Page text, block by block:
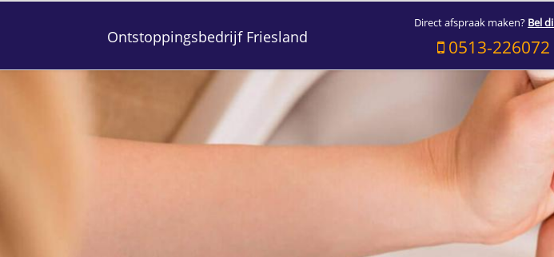
Ontstoppingsbedrijf Friesland
Direct afspraak maken? Bel
0513-226072